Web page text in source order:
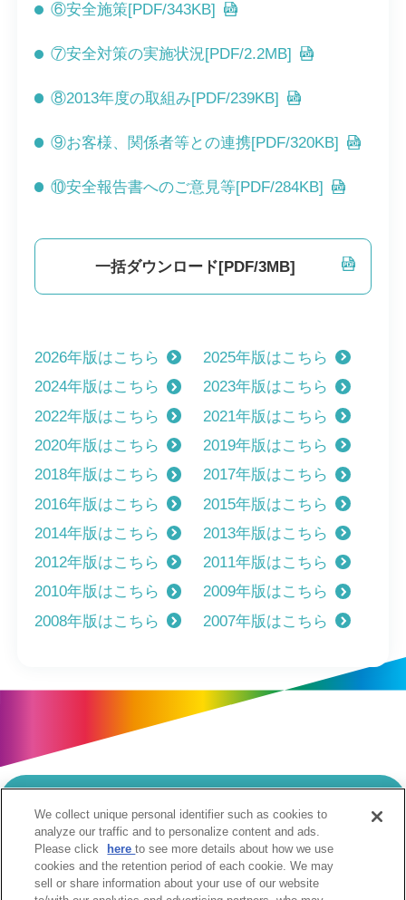
⑥安全施策[PDF/343KB]
⑦安全対策の実施状況[PDF/2.2MB]
⑧2013年度の取組み[PDF/239KB]
⑨お客様、関係者等との連携[PDF/320KB]
⑩安全報告書へのご意見等[PDF/284KB]
一括ダウンロード[PDF/3MB]
2026年版はこちら
2025年版はこちら
2024年版はこちら
2023年版はこちら
2022年版はこちら
2021年版はこちら
2020年版はこちら
2019年版はこちら
2018年版はこちら
2017年版はこちら
2016年版はこちら
2015年版はこちら
2014年版はこちら
2013年版はこちら
2012年版はこちら
2011年版はこちら
2010年版はこちら
2009年版はこちら
2008年版はこちら
2007年版はこちら
当サイトのご利用にあたって
個人情報の取扱いについて
Cookie設定について
ソーシャルメディア利用規約
We collect unique personal identifier such as cookies to
analyze our traffic and to personalize content and ads.
Please click
hereto see more details about how we use
cookies and the retention period of each cookie. We may
sell or share information about your use of our website